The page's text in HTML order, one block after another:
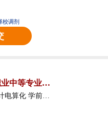
校调剂
重庆光华女子职业中等专业学校
算化 学前教育